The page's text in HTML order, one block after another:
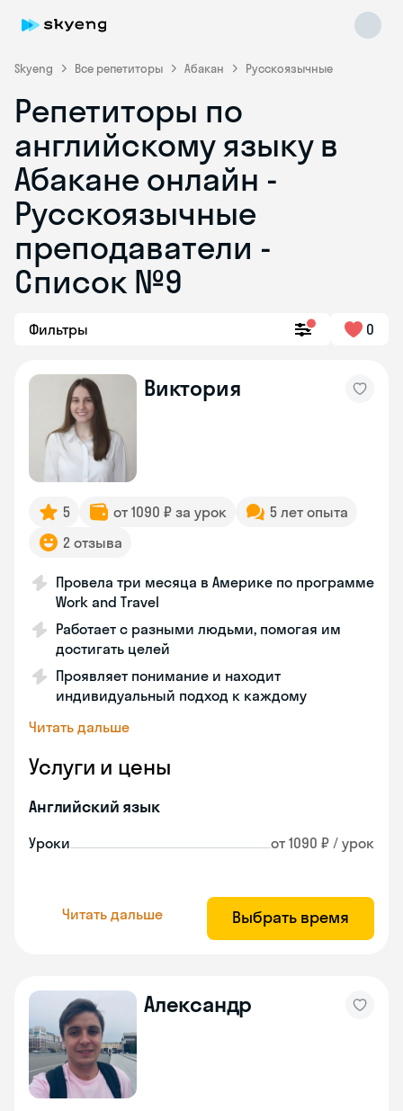
Skyeng Все репетиторы Абакан Русскоязычные
Репетиторы по
английскому языку в
Абакане онлайн -
Русскоязычные
преподаватели -
Список №9
Фильтры 0
Виктория
5 от 1090 ₽ за урок
5 лет опыта
2 отзыва
Провела три месяца в Америке по программе
Work and Travel
Работает с разными людьми, помогая им
достигать целей
Проявляет понимание и находит
индивидуальный подход к каждому
Читать дальше
Услуги и цены
Английский язык
Уроки от 1090 ₽ / урок
Читать дальше Выбрать время
Александр
online